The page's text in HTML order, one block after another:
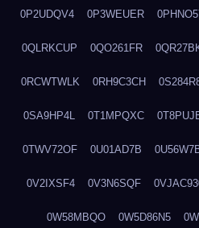
0P2UDQV4 0P3WEUER
0QLRKCUP 0QO261FR
0RCWTWLK 0RH9C3CH
0SA9HP4L 0T1MPQXC
0TWV72OF 0U01AD7B
0V2IXSF4 0V3N6SQF
0W58MBQO 0W5D86N5